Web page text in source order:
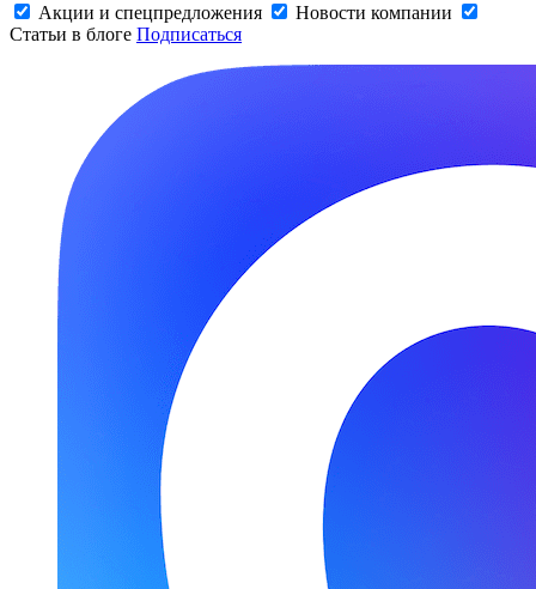
Акции и спецпредложения
Новости компании
Статьи в блоге Подписаться